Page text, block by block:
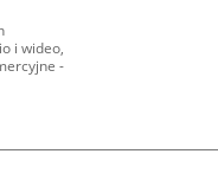
i wideo,
-